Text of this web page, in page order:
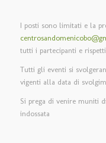
I posti sono limitati e la
tutti i partecipanti e
Tutti gli eventi si
vigenti alla data di
Si prega di venire muniti
indossata